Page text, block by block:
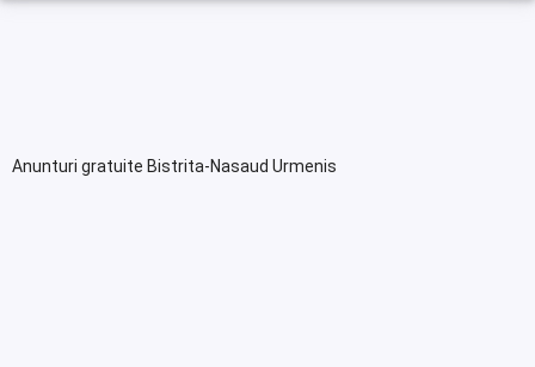
Anunturi gratuite Bistrita-Nasaud Urmenis